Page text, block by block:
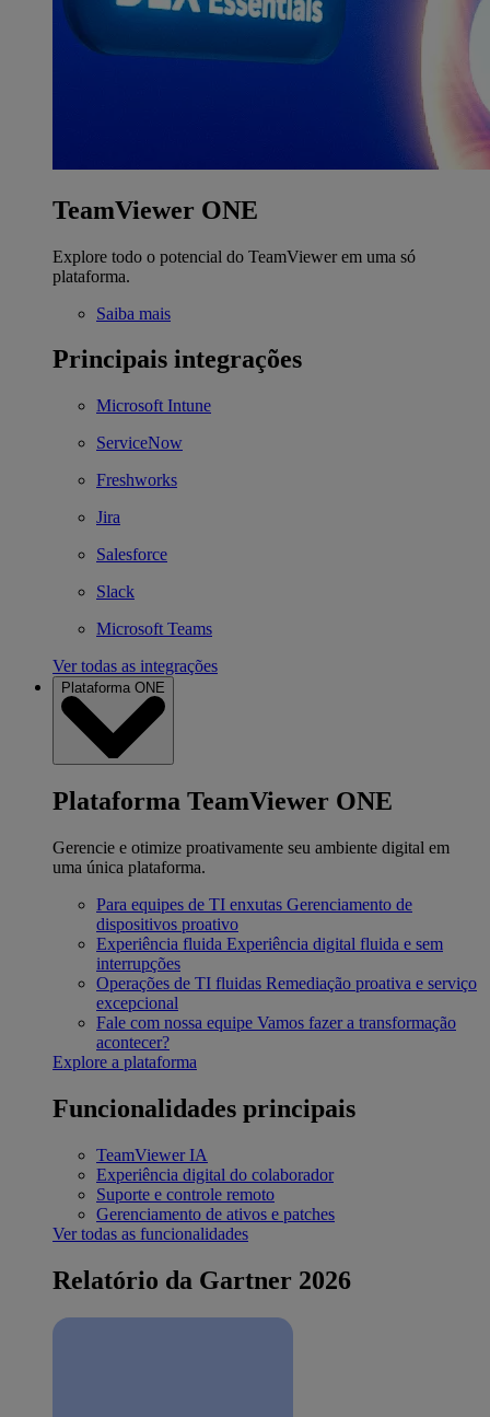
TeamViewer ONE
Explore todo o potencial do TeamViewer em uma só
plataforma.
Saiba mais
Principais integrações
Microsoft Intune
ServiceNow
Freshworks
Jira
Salesforce
Slack
Microsoft Teams
Ver todas as integrações
Plataforma ONE
Plataforma TeamViewer ONE
Gerencie e otimize proativamente seu ambiente digital em
uma única plataforma.
Para equipes de TI enxutas Gerenciamento de
dispositivos proativo
Experiência fluida Experiência digital fluida e sem
interrupções
Operações de TI fluidas Remediação proativa e serviço
excepcional
Fale com nossa equipe Vamos fazer a transformação
acontecer?
Explore a plataforma
Funcionalidades principais
TeamViewer IA
Experiência digital do colaborador
Suporte e controle remoto
Gerenciamento de ativos e patches
Ver todas as funcionalidades
Relatório da Gartner 2026